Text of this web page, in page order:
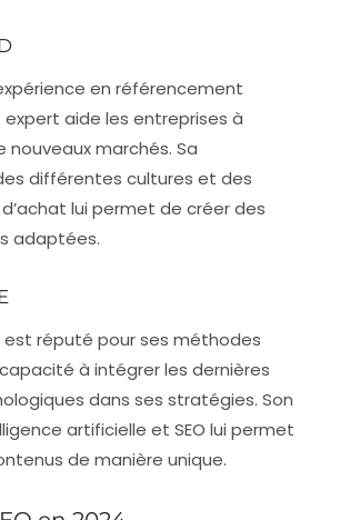
en référencement
expert aide les entreprises à
nouveaux marchés. Sa
différentes cultures et des
lui permet de créer des
adaptées.
est réputé pour ses méthodes
à intégrer les dernières
dans ses stratégies. Son
artificielle et SEO lui permet
de manière unique.